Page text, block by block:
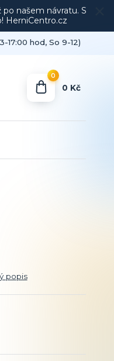
našem návratu. S
HerniCentro.cz
17:00 hod, So 9-12)
0
0 Kč
popis